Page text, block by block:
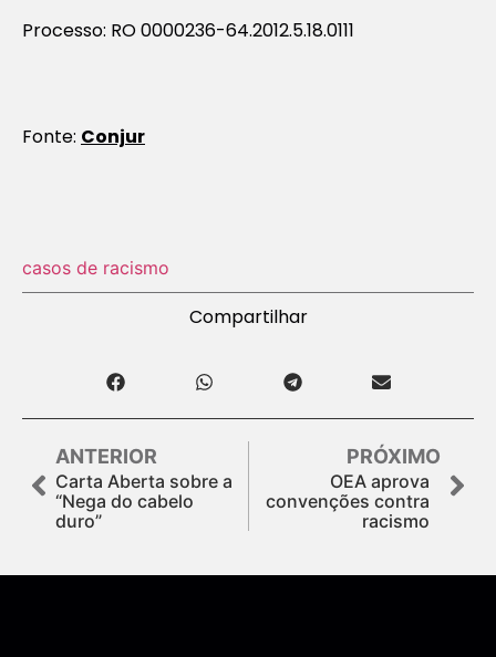
Processo: RO 0000236-64.2012.5.18.0111
Fonte: Conjur
casos de racismo
Compartilhar
ANTERIOR
Carta Aberta sobre a
“Nega do cabelo
duro”
PRÓXIMO
OEA aprova
convenções contra
racismo